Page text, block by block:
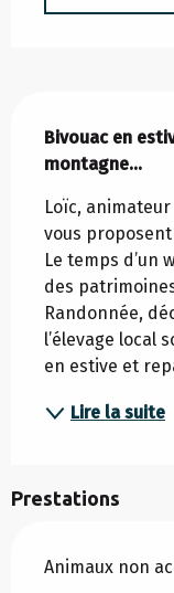
Bivouac en
montagne…
Loïc,
vous proposent
Le temps d’un
des
Randonnée,
l’élevage local
en estive et
Lire la suite
Prestations
Animaux non